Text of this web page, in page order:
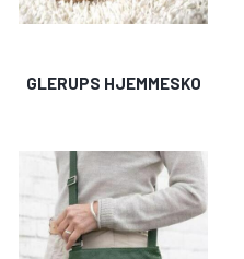
GLERUPS HJEMMESKO